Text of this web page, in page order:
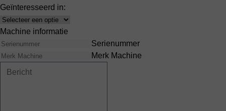
Geïnteresseerd in:
Interests
Machine informatie
Serienummer
Merk Machine